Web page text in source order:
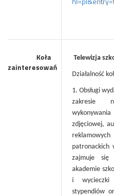
Koła
zainteresowań
Telewizja
Działalność
1. Obsługi
zakresie
zdjęciowej,
patronackich
zajmuje się
akademie
i wycieczki
stypendiów